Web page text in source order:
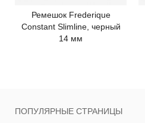
Ремешок Frederique
Constant Slimline, черный
14 мм
ПОПУЛЯРНЫЕ СТРАНИЦЫ